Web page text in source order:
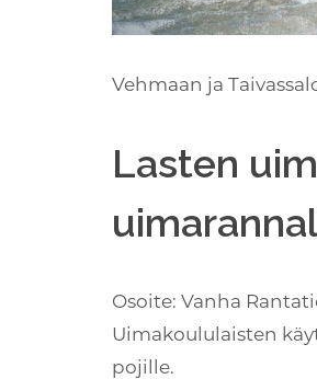
Vehmaan ja
Lasten
Osoite: Vanha
Uimakoululaisten
pojille.